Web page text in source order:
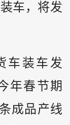
车，将发
车装车发
年春节期
成品产线